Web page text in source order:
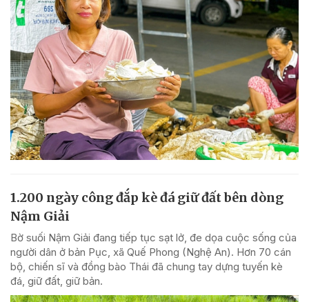
1.200 ngày công đắp kè đá giữ đất bên dòng
Nậm Giải
Bờ suối Nậm Giải đang tiếp tục sạt lở, đe dọa cuộc sống của
người dân ở bản Pục, xã Quế Phong (Nghệ An). Hơn 70 cán
bộ, chiến sĩ và đồng bào Thái đã chung tay dựng tuyến kè
đá, giữ đất, giữ bản.